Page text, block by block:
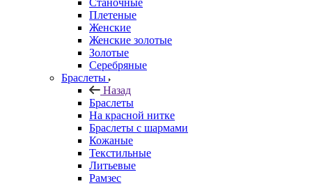
Станочные
Плетеные
Женские
Женские золотые
Золотые
Серебряные
Браслеты
Назад
Браслеты
На красной нитке
Браслеты с шармами
Кожаные
Текстильные
Литьевые
Рамзес